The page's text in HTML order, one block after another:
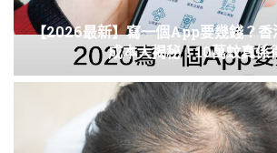
【2026最新】寫一個App要幾錢？
成本大揭秘！10萬蚊真係